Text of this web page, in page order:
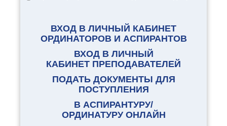
ВХОД В ЛИЧНЫЙ КАБИНЕТ
ОРДИНАТОРОВ И АСПИРАНТОВ
ВХОД В ЛИЧНЫЙ
КАБИНЕТ ПРЕПОДАВАТЕЛЕЙ
ПОДАТЬ ДОКУМЕНТЫ ДЛЯ
ПОСТУПЛЕНИЯ
В АСПИРАНТУРУ/
ОРДИНАТУРУ ОНЛАЙН